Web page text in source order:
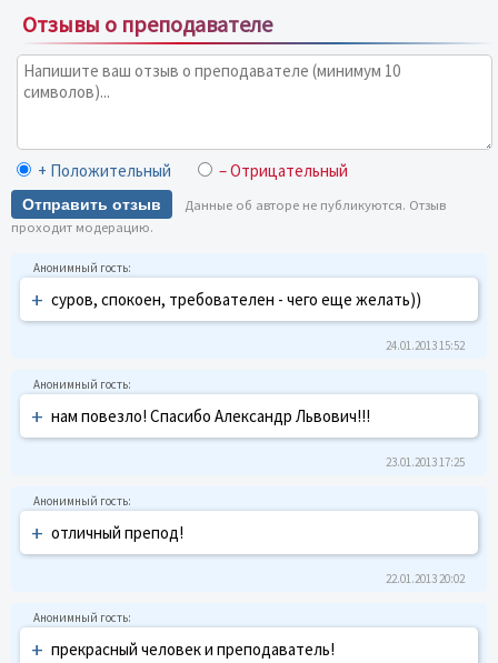
Отзывы о преподавателе
+ Положительный – Отрицательный
Отправить отзыв
Данные об авторе не публикуются. Отзыв
проходит модерацию.
+ суров, спокоен, требователен - чего еще желать))
24.01.2013 15:52
+ нам повезло! Спасибо Александр Львович!!!
23.01.2013 17:25
+ отличный препод!
22.01.2013 20:02
+ прекрасный человек и преподаватель!